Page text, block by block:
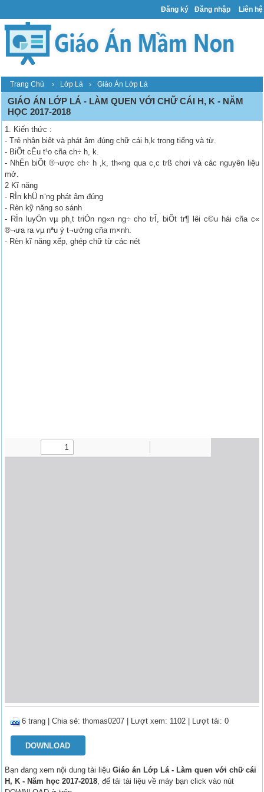
Đăng ký Đăng nhập Liên hệ
Trang Chủ › Lớp Lá › Giáo Án Lớp Lá
GIÁO ÁN LỚP LÁ - LÀM QUEN VỚI CHỮ CÁI H, K - NĂM
HỌC 2017-2018
1. Kiến thức :
- Trẻ nhận biêt và phát âm đúng chữ cái h,k trong tiếng và từ.
- BiÕt cÊu t¹o cña ch÷ h, k.
- NhËn biÕt ®¬ược ch÷ h ,k, th«ng qua c¸c trß chơi và các nguyên liệu
mở.
2 Kĩ năng
- RÌn khÜ n¨ng phát âm đúng
- Rèn kỹ năng so sánh
- RÌn luyÖn vµ ph¸t triÓn ng«n ng÷ cho trÎ, biÕt tr¶ lêi c©u hái cña c«
®¬ưa ra vµ nªu ý t¬ưởng cña m×nh.
- Rèn kĩ năng xếp, ghép chữ từ các nét
6 trang |Chia sẻ:thomas0207 | Lượt xem: 1102 | Lượt tải: 0
DOWNLOAD
Bạn đang xem nội dung tài liệuGiáo án Lớp Lá - Làm quen với chữ cái
H, K - Năm học 2017-2018, để tải tài liệu về máy bạn click vào nút